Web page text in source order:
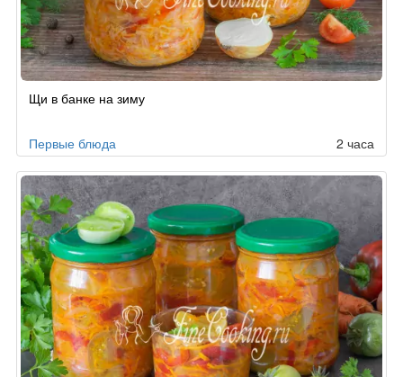
поЩи в банке на зиму
Первые блюда 2 часа